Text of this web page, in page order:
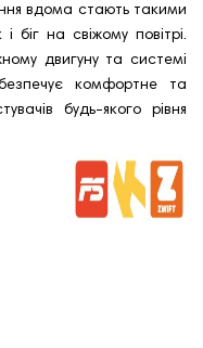
вдома стають такими
на свіжому повітрі.
двигуну та системі
комфортне та
будь-якого рівня